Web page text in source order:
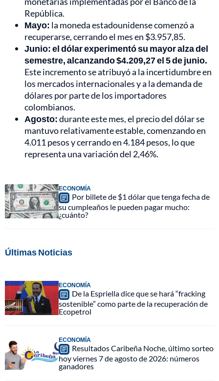
República.
Mayo: la moneda estadounidense comenzó a
recuperarse, cerrando el mes en $3.957,85.
Junio:el dólar experimentó su mayor alza del
semestre, alcanzando $4.209,27 el 5 de junio.
Este incremento se atribuyó a la incertidumbre en
los mercados internacionales y a la demanda de
dólares por parte de los importadores
colombianos.
Agosto:durante este mes, el precio del dólar se
mantuvo relativamente estable, comenzando en
4.011 pesos y cerrando en 4.184 pesos, lo que
representa una variación del 2,46%.
ECONOMÍA
Por billete de $1 dólar que tenga fecha de
su cumpleaños le pueden pagar mucho:
¿cuánto?
Últimas Noticias
ECONOMÍA
De la Espriella dice que se hará “fracking
sostenible” como parte de la recuperación de
Ecopetrol
ECONOMÍA
Resultados Caribeña Noche, último sorteo
hoy viernes 7 de agosto de 2026: números
ganadores